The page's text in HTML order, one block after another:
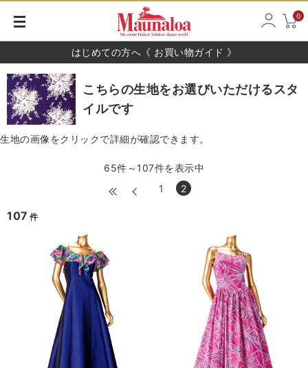
0
はじめての方へ《 お買い物ガイド 》
こちらの生地をお選びいただけるスタ
イルです
生地の画像をクリックで詳細が確認できます。
65件～107件を表示中
1
2
107 件